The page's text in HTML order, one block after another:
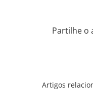
Partilhe o
Artigos